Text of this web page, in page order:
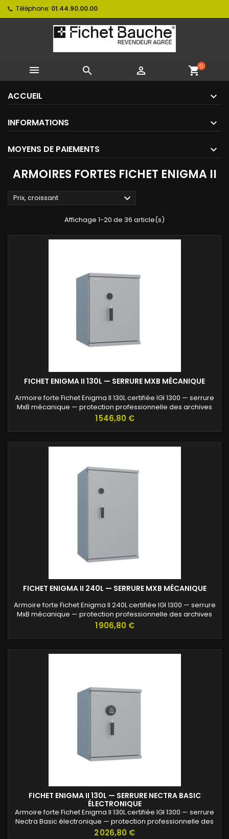
Téléphone: 01.44.90.00.00
   shopping_cart0
ACCUEIL
INFORMATIONS
MOYENS DE PAIEMENTS
ARMOIRES FORTES FICHET ENIGMA II
Prix, croissant 
Affichage 1-20 de 36 article(s)
FICHET ENIGMA II 130L — SERRURE MXB MÉCANIQUE
Armoire forte Fichet Enigma II 130L certifiée IGI 1300 — serrure
MxB mécanique — protection professionnelle des archives
confidentielles.
Prix
1 546,80 €
FICHET ENIGMA II 240L — SERRURE MXB MÉCANIQUE
Armoire forte Fichet Enigma II 240L certifiée IGI 1300 — serrure
MxB mécanique — protection professionnelle des archives
confidentielles.
Prix
1 906,80 €
FICHET ENIGMA II 130L — SERRURE NECTRA BASIC
ÉLECTRONIQUE
Armoire forte Fichet Enigma II 130L certifiée IGI 1300 — serrure
Nectra Basic électronique — protection professionnelle des
archives confidentielles.
Prix
2 026,80 €